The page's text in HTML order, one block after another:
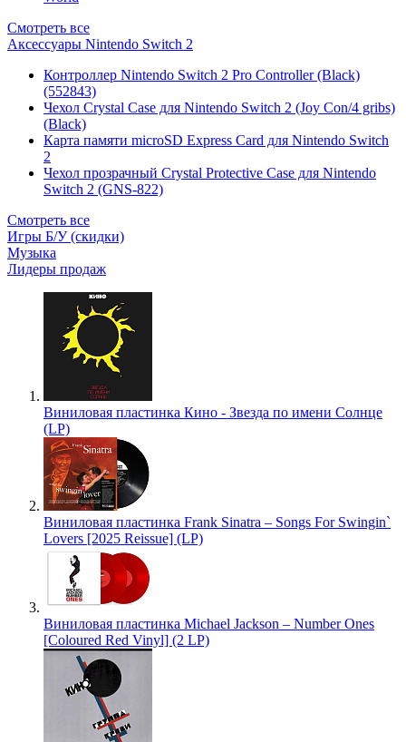
Смотреть все
Аксессуары Nintendo Switch 2
Контроллер Nintendo Switch 2 Pro Controller (Black)
(552843)
Чехол Сrystal Сase для Nintendo Switch 2 (Joy Con/4 gribs)
(Black)
Карта памяти microSD Express Card для Nintendo Switch
2
Чехол прозрачный Crystal Protective Case для Nintendo
Switch 2 (GNS-822)
Смотреть все
Игры Б/У (скидки)
Музыка
Лидеры продаж
Виниловая пластинка Кино - Звезда по имени Солнце
(LP)
Виниловая пластинка Frank Sinatra – Songs For Swingin`
Lovers [2025 Reissue] (LP)
Виниловая пластинка Michael Jackson – Number Ones
[Coloured Red Vinyl] (2 LP)